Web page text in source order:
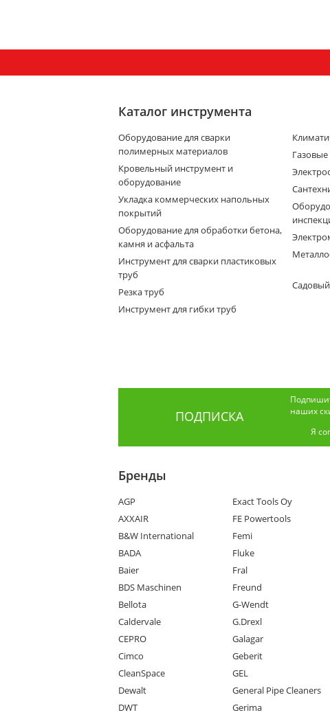
Каталог инструмента
Оборудование для сварки
полимерных материалов
Кровельный инструмент и
оборудование
Укладка коммерческих напольных
покрытий
Оборудование для обработки бетона,
камня и асфальта
Инструмент для сварки пластиковых
труб
Резка труб
Инструмент для гибки труб
ПОДПИСКА
наших
Я
Бренды
AGP
AXXAIR
B&W International
BADA
Baier
BDS Maschinen
Bellota
Caldervale
CEPRO
Cimco
CleanSpace
Dewalt
DWT
Exact Tools Oy
FE Powertools
Femi
Fluke
Fral
Freund
G-Wendt
G.Drexl
Galagar
Geberit
GEL
General Pipe Cleaners
Gerima